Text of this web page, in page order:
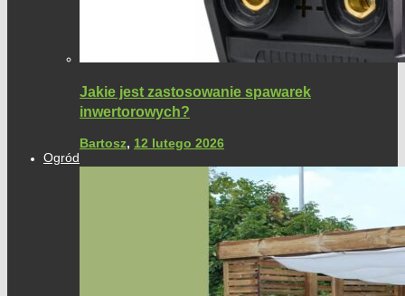
Jakie jest zastosowanie spawarek
inwertorowych?
Bartosz, 12 lutego 2026
Ogród